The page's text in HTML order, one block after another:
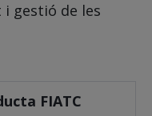
gestió de les
FIATC